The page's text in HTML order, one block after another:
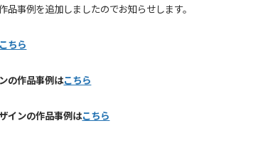
品事例を追加しましたのでお知らせします。
ちら
の作品事例はこちら
インの作品事例はこちら